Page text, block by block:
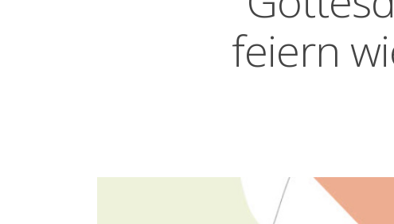
feiern